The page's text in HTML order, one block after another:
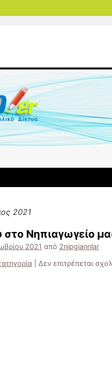
2021
Νηπιαγωγείο
2021 από 2nipgiannlar
Δεν επιτρέπεται